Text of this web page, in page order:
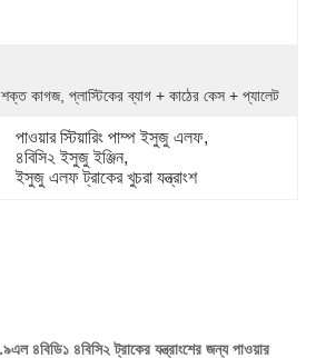
শক্ত কাগজ, প্লাস্টিকের ব্যাগ + কাঠের কেস + প্যালেট
পাওয়ার স্টিয়ারিং পাম্প ইসুজু এলফ,
৪বিসি২ ইসুজু ইঞ্জিন,
ইসুজু এলফ ট্রাকের খুচরা যন্ত্রাংশ
৪বিসি২ ট্রাকের যন্ত্রাংশের জন্য পাওয়ার